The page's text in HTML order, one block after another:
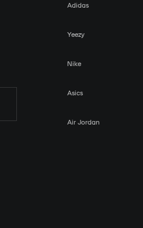
Adidas
Yeezy
Nike
Asics
Air Jordan